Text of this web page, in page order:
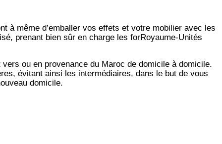
à même d’emballer vos effets et votre mobilier avec les
prenant bien sûr en charge les forRoyaume-Unités
ou en provenance du Maroc de domicile à domicile.
évitant ainsi les intermédiaires, dans le but de vous
domicile.